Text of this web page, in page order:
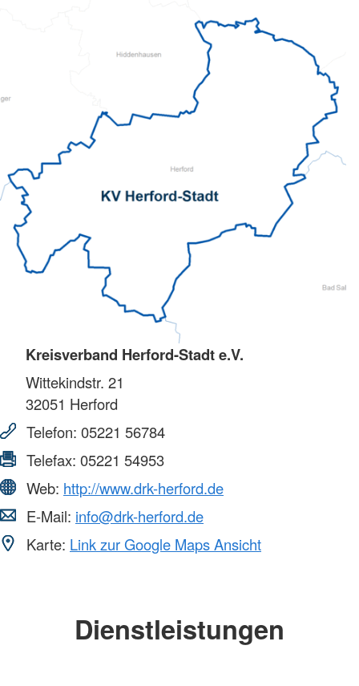
Kreisverband Herford-Stadt e.V.
Wittekindstr. 21
32051 Herford
Telefon: 05221 56784
Telefax: 05221 54953
Web: http://www.drk-herford.de
E-Mail: info@drk-herford.de
Karte: Link zur Google Maps Ansicht
Dienstleistungen